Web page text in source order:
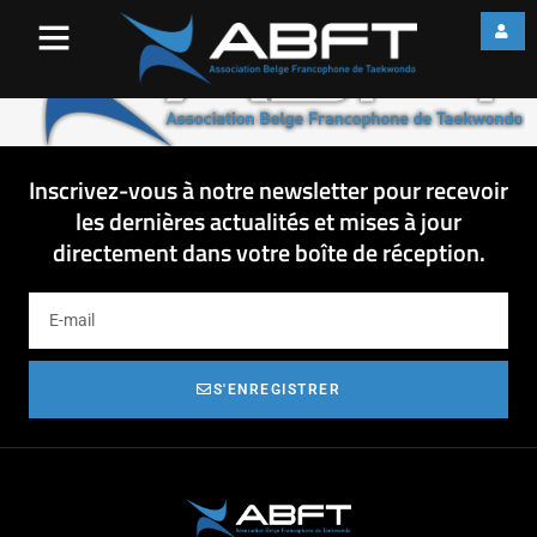
Inscrivez-vous à notre newsletter pour recevoir
les dernières actualités et mises à jour
directement dans votre boîte de réception.
S'ENREGISTRER